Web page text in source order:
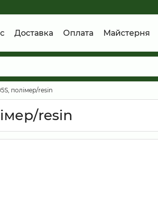
Доставка Оплата Майстерня
полімер/resin
resin